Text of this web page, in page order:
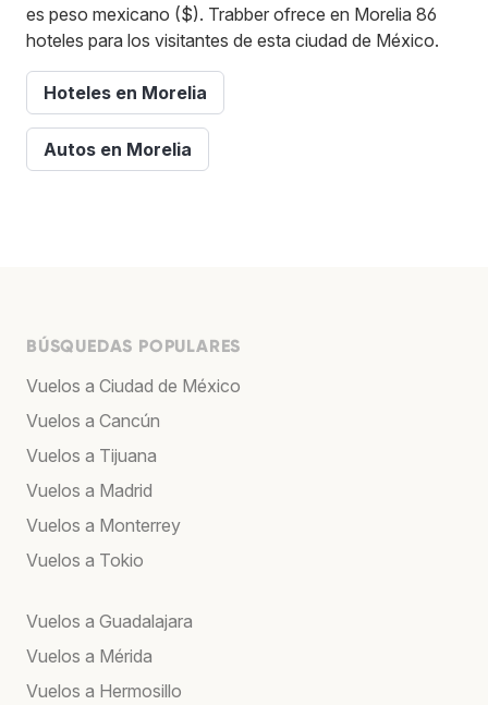
es peso mexicano ($). Trabber ofrece en Morelia 86
hoteles para los visitantes de esta ciudad de México.
Hoteles en Morelia
Autos en Morelia
BÚSQUEDAS POPULARES
Vuelos a Ciudad de México
Vuelos a Cancún
Vuelos a Tijuana
Vuelos a Madrid
Vuelos a Monterrey
Vuelos a Tokio
Vuelos a Guadalajara
Vuelos a Mérida
Vuelos a Hermosillo